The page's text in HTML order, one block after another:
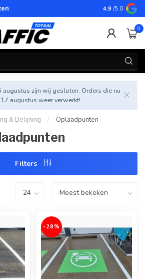
Betrouwbare
4.9 /5.0
0
augustus zijn wij gesloten. Orders die nu
augustus weer verwerkt!
& Belijning / Oplaadpunten
Filters
-28%